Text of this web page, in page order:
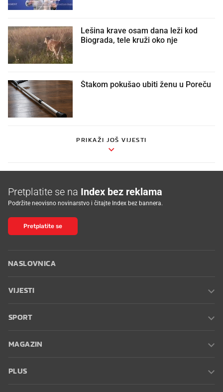
Lešina krave osam dana leži kod
Biograda, tele kruži oko nje
Štakom pokušao ubiti ženu u Poreču
PRIKAŽI JOŠ VIJESTI
Pretplatite se na Index bez reklama
Podržite neovisno novinarstvo i čitajte Index bez bannera.
Pretplatite se
NASLOVNICA
VIJESTI
SPORT
MAGAZIN
PLUS